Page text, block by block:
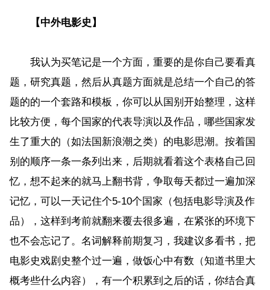
【中外电影史】
我认为买笔记是一个方面，重要的是你自己要看真
题，研究真题，然后从真题方面就是总结一个自己的答
题的的一个套路和模板，你可以从国别开始整理，这样
比较方便，每个国家的代表导演以及作品，哪些国家发
生了重大的（如法国新浪潮之类）的电影思潮。按着国
别的顺序一条一条列出来，后期就看着这个表格自己回
忆，想不起来的就马上翻书背，争取每天都过一遍加深
记忆，可以一天记住个5-10个国家（包括电影导演及作
品），这样到考前就翻来覆去很多遍，在紧张的环境下
也不会忘记了。名词解释前期复习，我建议多看书，把
电影史戏剧史整个过一遍，做饭心中有数（知道书里大
概考些什么内容），有一个积累到之后的话，你结合真